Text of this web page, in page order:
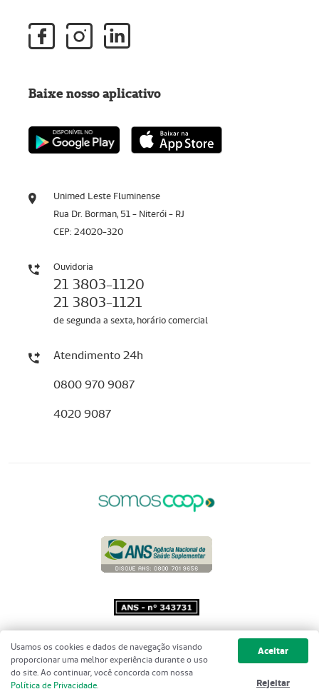
Unimed Leste Fluminense
Rua Dr. Borman, 51 - Niterói - RJ
CEP: 24020-320
Ouvidoria
21 3803-1120
21 3803-1121
de segunda a sexta, horário comercial
Atendimento 24h
0800 970 9087
4020 9087
Baixe nosso aplicativo
Copyright 2001 - 2026 Unimed do
Brasil - Todos os direitos reservados
Usamos os cookies e dados de navegação visando
proporcionar uma melhor experiência durante o uso
do site. Ao continuar, você concorda com nossa
Política de Privacidade.
Aceitar
Rejeitar